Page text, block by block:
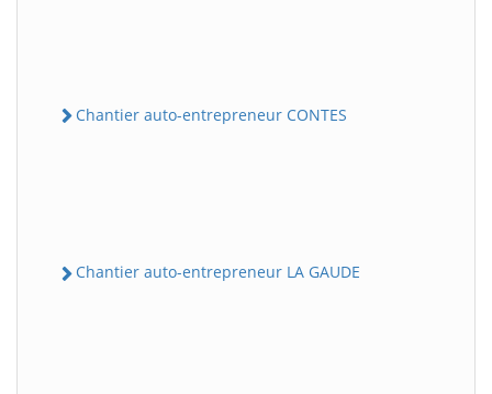
Chantier auto-entrepreneur CONTES
Chantier auto-entrepreneur LA GAUDE